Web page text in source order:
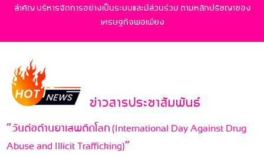
สำคัญบริหารจัดการอย่างเป็นระบบและมีส่วนร่วม ตามหลักปรัชญาของ
เศรษฐกิจพอเพียง
ข่าวสารประชาสัมพันธ์
“วันต่อต้านยาเสพติดโลก (International Day Against Drug
Abuse and Illicit Trafficking)”